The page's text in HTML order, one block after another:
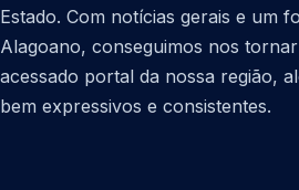
Estado. Com notícias gerais e um
Alagoano, conseguimos nos
acessado portal da nossa região,
bem expressivos e consistentes.